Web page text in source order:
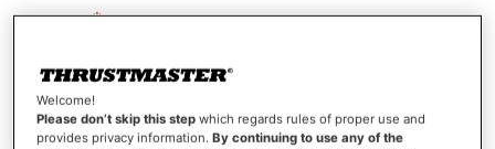
Afficher le mot de passe
Welcome!
Please don’t skip this step which regards rules of proper use and
provides privacy information.By continuing to use any of the